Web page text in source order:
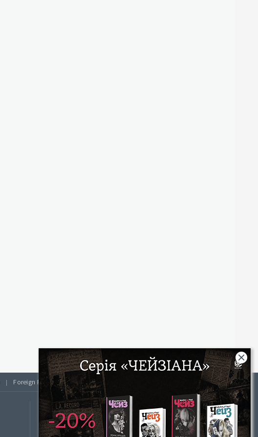
| Foreign Rights |
Інтернет-магазин «Видавництво Богдан»:
46018, м. Тернопіль, А/С 529